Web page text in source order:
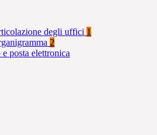
degli uffici 1
2
posta elettronica